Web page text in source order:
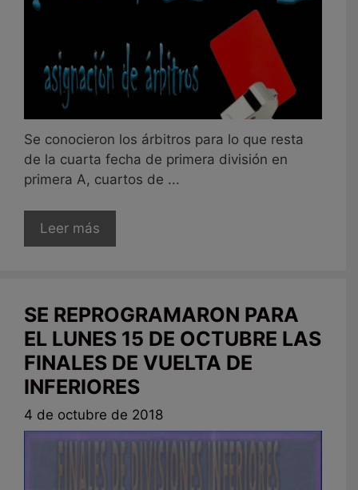
Se conocieron los árbitros para lo que resta
de la cuarta fecha de primera división en
primera A, cuartos de ...
Leer más
SE REPROGRAMARON PARA
EL LUNES 15 DE OCTUBRE LAS
FINALES DE VUELTA DE
INFERIORES
4 de octubre de 2018